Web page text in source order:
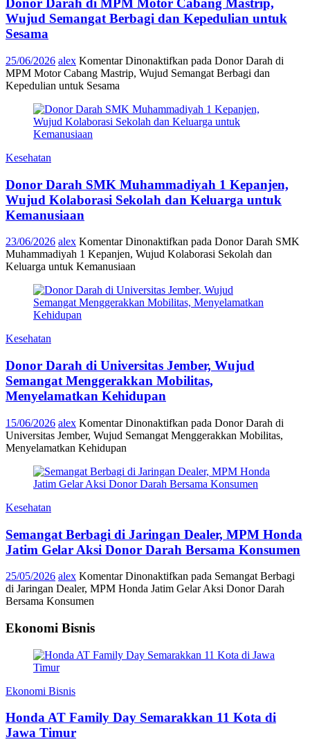
Donor Darah di MPM Motor Cabang Mastrip,
Wujud Semangat Berbagi dan Kepedulian untuk
Sesama
25/06/2026 alex Komentar Dinonaktifkan pada Donor Darah di
MPM Motor Cabang Mastrip, Wujud Semangat Berbagi dan
Kepedulian untuk Sesama
Kesehatan
Donor Darah SMK Muhammadiyah 1 Kepanjen,
Wujud Kolaborasi Sekolah dan Keluarga untuk
Kemanusiaan
23/06/2026 alex Komentar Dinonaktifkan pada Donor Darah SMK
Muhammadiyah 1 Kepanjen, Wujud Kolaborasi Sekolah dan
Keluarga untuk Kemanusiaan
Kesehatan
Donor Darah di Universitas Jember, Wujud
Semangat Menggerakkan Mobilitas,
Menyelamatkan Kehidupan
15/06/2026 alex Komentar Dinonaktifkan pada Donor Darah di
Universitas Jember, Wujud Semangat Menggerakkan Mobilitas,
Menyelamatkan Kehidupan
Kesehatan
Semangat Berbagi di Jaringan Dealer, MPM Honda
Jatim Gelar Aksi Donor Darah Bersama Konsumen
25/05/2026 alex Komentar Dinonaktifkan pada Semangat Berbagi
di Jaringan Dealer, MPM Honda Jatim Gelar Aksi Donor Darah
Bersama Konsumen
Ekonomi Bisnis
Ekonomi Bisnis
Honda AT Family Day Semarakkan 11 Kota di
Jawa Timur